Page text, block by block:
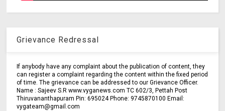
Grievance Redressal
If anybody have any complaint about the publication of content, they
can register a complaint regarding the content within the fixed period
of time. The grievance can be addressed to our Grievance Officer.
Name : Sajeev S.R www.vyganews.com TC 602/3, Pettah Post
Thiruvananthapuram Pin: 695024 Phone: 9745870100 Email:
vygateam@gmail.com